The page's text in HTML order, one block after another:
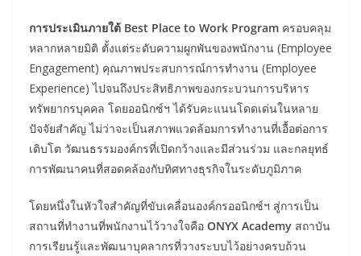
การประเมินภายใต้ Best Place to Work Program ครอบคลุม
หลากหลายมิติ ตั้งแต่ระดับความผูกพันของพนักงาน (Employee
Engagement) คุณภาพประสบการณ์การทำงาน (Employee
Experience) ไปจนถึงประสิทธิภาพของกระบวนการบริหาร
ทรัพยากรบุคคล โดยออนิกซ์ฯ ได้รับคะแนนโดดเด่นในหลาย
ปัจจัยสำคัญ ไม่ว่าจะเป็นสภาพแวดล้อมการทำงานที่เอื้อต่อการ
เติบโต วัฒนธรรมองค์กรที่เปิดกว้างและมีส่วนร่วม และกลยุทธ์
การพัฒนาคนที่สอดคล้องกับทิศทางธุรกิจในระดับภูมิภาค
โดยหนึ่งในหัวใจสำคัญที่ขับเคลื่อนองค์กรออนิกซ์ฯ สู่การเป็น
สถานที่ทำงานที่พนักงานไว้วางใจคือ ONYX Academy สถาบัน
การเรียนรู้และพัฒนาบุคลากรที่วางระบบไว้อย่างครบถ้วน